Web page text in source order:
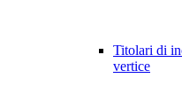
Titolari di
vertice